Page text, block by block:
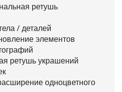
ретушь
/ деталей
элементов
ретушь украшений
одноцветного